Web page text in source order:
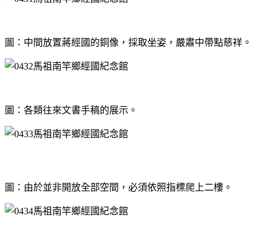
圖： 中間放置蔣經國的銅像，採取坐姿，嚴肅中帶點慈祥。
圖：各類往來文書手稿的展示。
圖：由於並非開放全部空間，必須依照指標爬上二樓。